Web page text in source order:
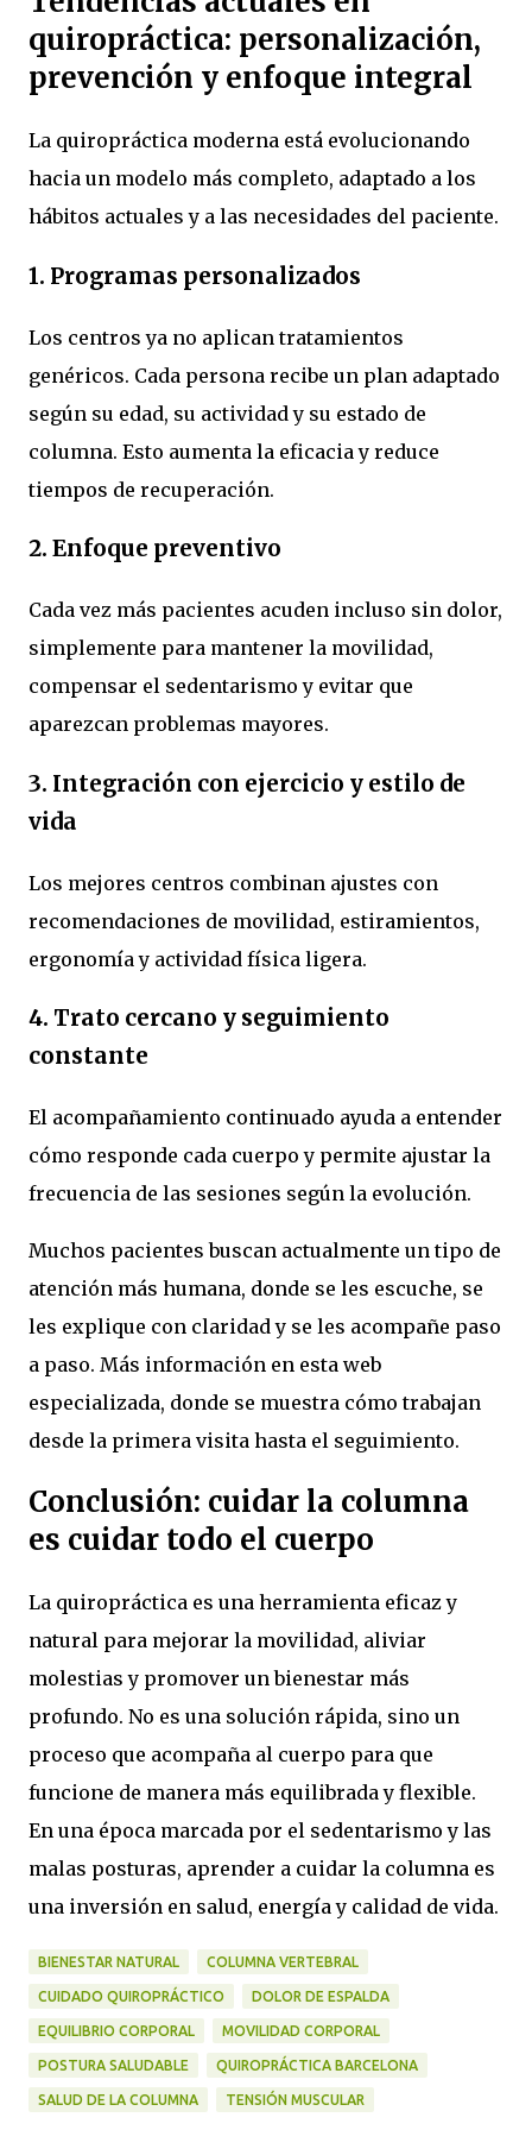
quiropráctica: personalización,
prevención y enfoque integral
La quiropráctica moderna está evolucionando
hacia un modelo más completo, adaptado a los
hábitos actuales y a las necesidades del paciente.
1. Programas personalizados
Los centros ya no aplican tratamientos
genéricos. Cada persona recibe un plan adaptado
según su edad, su actividad y su estado de
columna. Esto aumenta la eficacia y reduce
tiempos de recuperación.
2. Enfoque preventivo
Cada vez más pacientes acuden incluso sin dolor,
simplemente para mantener la movilidad,
compensar el sedentarismo y evitar que
aparezcan problemas mayores.
3. Integración con ejercicio y estilo de
vida
Los mejores centros combinan ajustes con
recomendaciones de movilidad, estiramientos,
ergonomía y actividad física ligera.
4. Trato cercano y seguimiento
constante
El acompañamiento continuado ayuda a entender
cómo responde cada cuerpo y permite ajustar la
frecuencia de las sesiones según la evolución.
Muchos pacientes buscan actualmente un tipo de
atención más humana, donde se les escuche, se
les explique con claridad y se les acompañe paso
a paso. Más información en esta web
especializada, donde se muestra cómo trabajan
desde la primera visita hasta el seguimiento.
Conclusión: cuidar la columna
es cuidar todo el cuerpo
La quiropráctica es una herramienta eficaz y
natural para mejorar la movilidad, aliviar
molestias y promover un bienestar más
profundo. No es una solución rápida, sino un
proceso que acompaña al cuerpo para que
funcione de manera más equilibrada y flexible.
En una época marcada por el sedentarismo y las
malas posturas, aprender a cuidar la columna es
una inversión en salud, energía y calidad de vida.
BIENESTAR NATURAL COLUMNA VERTEBRAL
CUIDADO QUIROPRÁCTICO DOLOR DE ESPALDA
EQUILIBRIO CORPORAL MOVILIDAD CORPORAL
POSTURA SALUDABLE QUIROPRÁCTICA BARCELONA
SALUD DE LA COLUMNA TENSIÓN MUSCULAR